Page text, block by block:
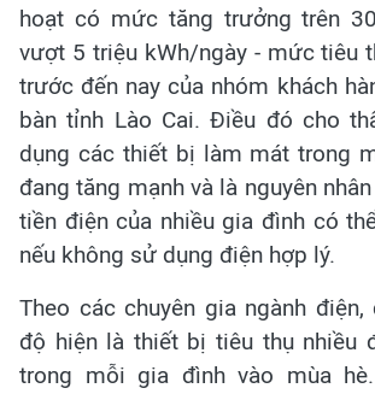
hoạt có mức tăng trưởng trên
vượt 5 triệu kWh/ngày - mức tiêu
trước đến nay của nhóm khách
bàn tỉnh Lào Cai. Điều đó cho
dụng các thiết bị làm mát trong
đang tăng mạnh và là nguyên
tiền điện của nhiều gia đình có
nếu không sử dụng điện hợp lý.
Theo các chuyên gia ngành điện,
độ hiện là thiết bị tiêu thụ nhiều
trong mỗi gia đình vào mùa